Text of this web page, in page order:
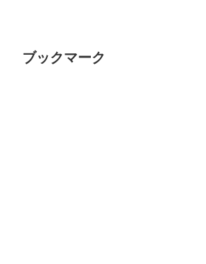
ブックマーク